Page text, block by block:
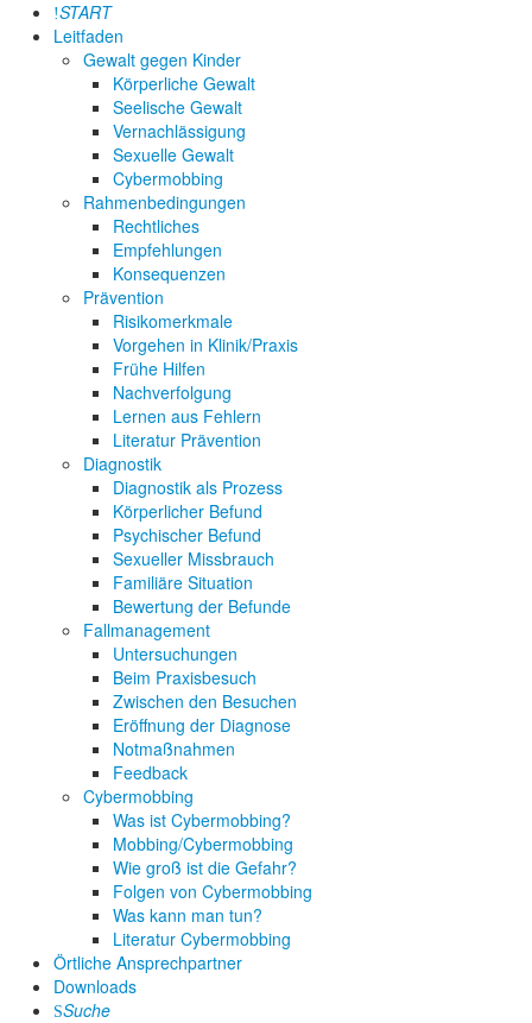
START
Leitfaden
Gewalt gegen Kinder
Körperliche Gewalt
Seelische Gewalt
Vernachlässigung
Sexuelle Gewalt
Cybermobbing
Rahmenbedingungen
Rechtliches
Empfehlungen
Konsequenzen
Prävention
Risikomerkmale
Vorgehen in Klinik/Praxis
Frühe Hilfen
Nachverfolgung
Lernen aus Fehlern
Literatur Prävention
Diagnostik
Diagnostik als Prozess
Körperlicher Befund
Psychischer Befund
Sexueller Missbrauch
Familiäre Situation
Bewertung der Befunde
Fallmanagement
Untersuchungen
Beim Praxisbesuch
Zwischen den Besuchen
Eröffnung der Diagnose
Notmaßnahmen
Feedback
Cybermobbing
Was ist Cybermobbing?
Mobbing/Cybermobbing
Wie groß ist die Gefahr?
Folgen von Cybermobbing
Was kann man tun?
Literatur Cybermobbing
Örtliche Ansprechpartner
Downloads
Suche